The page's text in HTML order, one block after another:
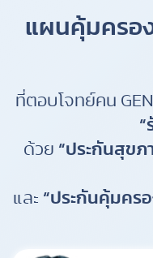
แผนคุ้มครอ
ที่ตอบโจทย์คน
“
ด้วย “ประกันสุขภ
และ “ประกันคุ้มครอ